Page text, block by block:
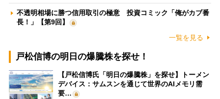
不透明相場に勝つ信用取引の極意 投資コミック「俺がカブ番
長！」【第9回】
一覧を見る
戸松信博の明日の爆騰株を探せ！
【戸松信博氏「明日の爆騰株」を探せ】トーメン
デバイス：サムスンを通じて世界のAIメモリ需
要…